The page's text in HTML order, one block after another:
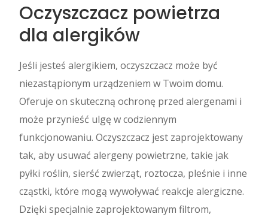
Oczyszczacz powietrza
dla alergików
Jeśli jesteś alergikiem, oczyszczacz może być
niezastąpionym urządzeniem w Twoim domu.
Oferuje on skuteczną ochronę przed alergenami i
może przynieść ulgę w codziennym
funkcjonowaniu. Oczyszczacz jest zaprojektowany
tak, aby usuwać alergeny powietrzne, takie jak
pyłki roślin, sierść zwierząt, roztocza, pleśnie i inne
cząstki, które mogą wywoływać reakcje alergiczne.
Dzięki specjalnie zaprojektowanym filtrom,